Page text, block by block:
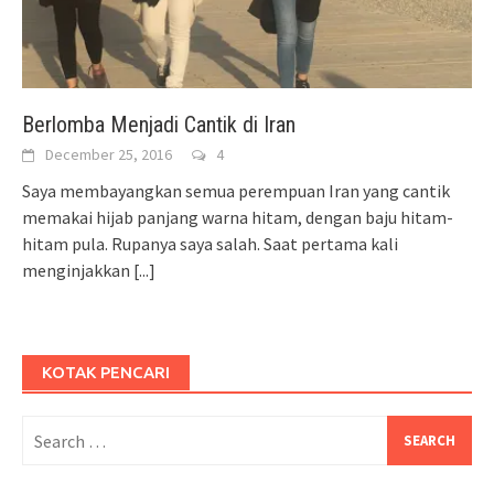
Berlomba Menjadi Cantik di Iran
December 25, 2016 4
Saya membayangkan semua perempuan Iran yang cantik
memakai hijab panjang warna hitam, dengan baju hitam-
hitam pula. Rupanya saya salah. Saat pertama kali
menginjakkan [...]
KOTAK PENCARI
for: